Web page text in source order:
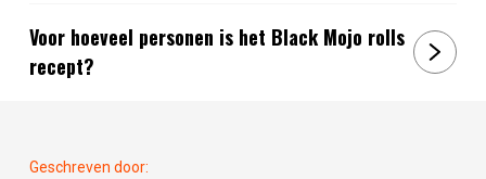
Voor hoeveel personen is het Black Mojo rolls
recept?
Geschreven door: